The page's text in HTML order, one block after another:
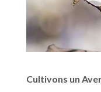
Cultivons un